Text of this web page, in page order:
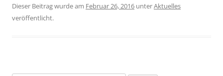
Dieser Beitrag wurde am Februar 26, 2016 unterAktuelles
veröffentlicht.